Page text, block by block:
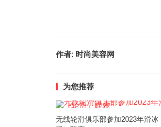
作者: 时尚美容网
为您推荐
无线轮滑俱乐部参加2023年滑冰